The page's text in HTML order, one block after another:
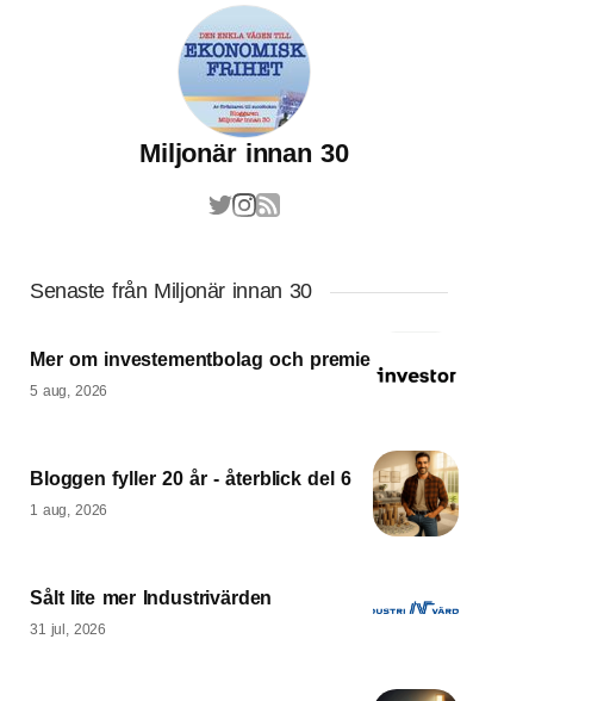
Miljonär innan 30
Senaste från Miljonär innan 30
Mer om investementbolag och premie
5 aug, 2026
Bloggen fyller 20 år - återblick del 6
1 aug, 2026
Sålt lite mer Industrivärden
31 jul, 2026